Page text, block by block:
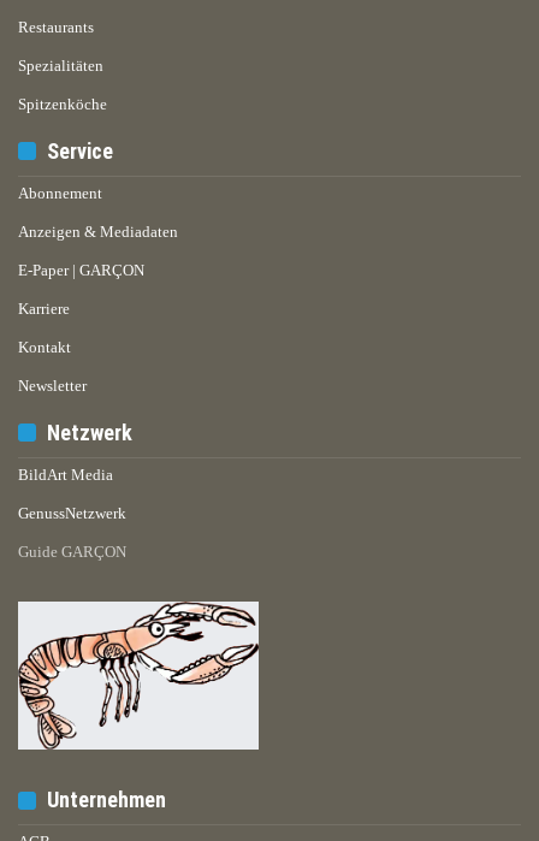
Restaurants
Spezialitäten
Spitzenköche
Service
Abonnement
Anzeigen & Mediadaten
E-Paper | GARÇON
Karriere
Kontakt
Newsletter
Netzwerk
BildArt Media
GenussNetzwerk
Guide GARÇON
Unternehmen